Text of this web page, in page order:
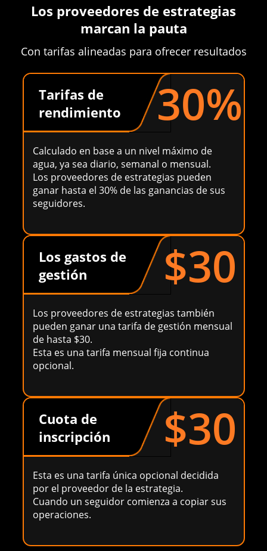
Los proveedores de estrategias
marcan la pauta
Con tarifas alineadas para ofrecer resultados
Tarifas de
rendimiento
30%
Calculado en base a un nivel máximo de
agua, ya sea diario, semanal o mensual.
Los proveedores de estrategias pueden
ganar hasta el 30% de las ganancias de sus
seguidores.
Los gastos de
gestión
$30
Los proveedores de estrategias también
pueden ganar una tarifa de gestión mensual
de hasta $30.
Esta es una tarifa mensual fija continua
opcional.
Cuota de
inscripción
$30
Esta es una tarifa única opcional decidida
por el proveedor de la estrategia.
Cuando un seguidor comienza a copiar sus
operaciones.